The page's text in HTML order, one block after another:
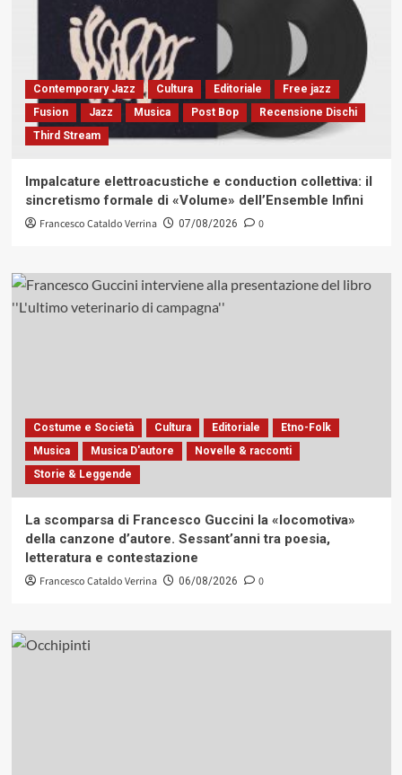
Contemporary Jazz Cultura Editoriale
Free jazz
Fusion
Jazz Musica Post Bop
Recensione Dischi
Third Stream
Impalcature elettroacustiche e conduction collettiva: il
sincretismo formale di «Volume» dell’Ensemble Infini
Francesco Cataldo Verrina 07/08/2026 0
Costume e Società Cultura Editoriale
Etno-Folk
Musica
Musica D'autore
Novelle & racconti
Storie & Leggende
La scomparsa di Francesco Guccini la «locomotiva»
della canzone d’autore. Sessant’anni tra poesia,
letteratura e contestazione
Francesco Cataldo Verrina 06/08/2026 0